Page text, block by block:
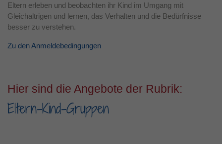
Eltern erleben und beobachten ihr Kind im Umgang mit
Gleichaltrigen und lernen, das Verhalten und die Bedürfnisse
besser zu verstehen.
Zu den Anmeldebedingungen
Hier sind die Angebote der Rubrik:
Eltern-Kind-Gruppen